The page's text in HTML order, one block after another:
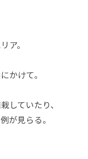
ア。
かけて。
していたり、
が見らる。